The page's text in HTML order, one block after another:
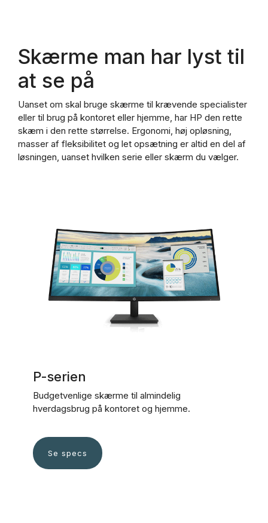
Skærme man har lyst til
at se på
Uanset om skal bruge skærme til krævende specialister
eller til brug på kontoret eller hjemme, har HP den rette
skæm i den rette størrelse. Ergonomi, høj opløsning,
masser af fleksibilitet og let opsætning er altid en del af
løsningen, uanset hvilken serie eller skærm du vælger.
P-serien
Budgetvenlige skærme til almindelig
hverdagsbrug på kontoret og hjemme.
Se specs